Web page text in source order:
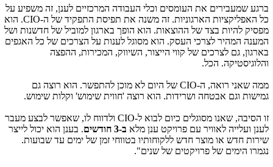
ברגע שמעבירים את העומסים וכלי העבודה המרכזיים לענן, זה משפיע על
כל האפליקציות הארגוניות. זה משנה את תפיסת התפקיד של ה-CIO. הוא
מפסיק להיות בצד של ההוצאות. הוא הופך בארגון למוביל של חדשנות ושל
המענה המהיר לצרכי העסק. הוא מסוגל לענות על הצרכים של כל האגפים
בארגון, גם לצרכים של קווי הייצור, השיווק, המכירות, ההפצה
והלוגיסטיקה. הכל.
ממה שאני רואה, ה-CIO של היום לא מוכן להתפשר. הוא רוצה גם
גמישות וגם אבטחה ושרידות. הוא רוצה 'חווית שימוש' וקלות שימוש.
זו הסיבה, שאנו מסוגלים כיום לבוא ל-CIO ולדווח לו, שאפשר לבצע מעבר
לענן ועלייה לאוויר עם פרויקט ענן מלא ב-3 חודשים
. בענן הוא יכול לייצר
שירות חדש או מוצר חדש ללקוחותיו בטווחי זמן של ימים עד שבועות.
נגמרו הימים של פרויקטים של שנים".